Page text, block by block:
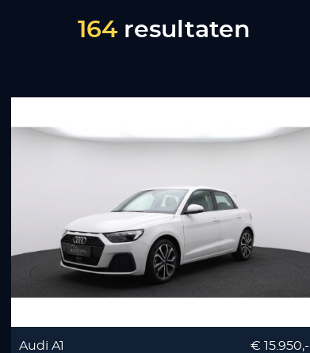
164 resultaten
Audi A1 € 15.950,-